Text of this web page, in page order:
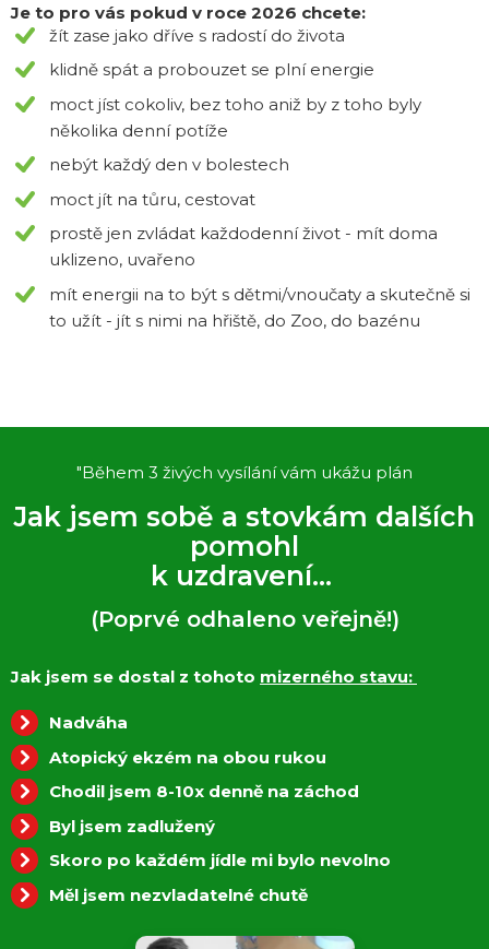
Je to pro vás pokud v roce 2026 chcete:
žít zase jako dříve s radostí do života
klidně spát a probouzet se plní energie
moct jíst cokoliv, bez toho aniž by z toho byly
několika denní potíže
nebýt každý den v bolestech
moct jít na tůru, cestovat
prostě jen zvládat každodenní život - mít doma
uklizeno, uvařeno
mít energii na to být s dětmi/vnoučaty a skutečně si
to užít - jít s nimi na hřiště, do Zoo, do bazénu
"Během 3 živých vysílání vám ukážu plán
Jak jsem sobě a stovkám dalších
pomohl
k uzdravení...
(Poprvé odhaleno veřejně!)
Jak jsem se dostal z tohoto mizerného stavu:
Nadváha
Atopický ekzém na obou rukou
Chodil jsem 8-10x denně na záchod
Byl jsem zadlužený
Skoro po každém jídle mi bylo nevolno
Měl jsem nezvladatelné chutě